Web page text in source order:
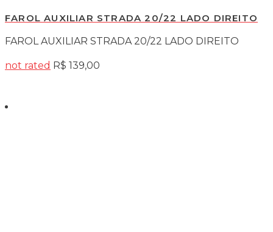
FAROL AUXILIAR STRADA 20/22 LADO DIREITO
FAROL AUXILIAR STRADA 20/22 LADO DIREITO
not rated R$ 139,00